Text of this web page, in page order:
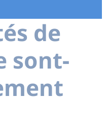
de
sont-